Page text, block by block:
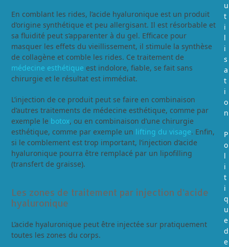
En comblant les rides, l’acide hyaluronique est un produit
d’origine synthétique et peu allergisant. Il est résorbable et
sa fluidité peut s’apparenter à du gel. Efficace pour
masquer les effets du vieillissement, il stimule la synthèse
de collagène et comble les rides. Ce traitement de
médecine esthétique est indolore, fiable, se fait sans
chirurgie et le résultat est immédiat.
L’injection de ce produit peut se faire en combinaison
d’autres traitements de médecine esthétique, comme par
exemple le botox, ou en combinaison d’une chirurgie
esthétique, comme par exemple un lifting du visage. Enfin,
si le comblement est trop important, l’injection d’acide
hyaluronique pourra être remplacé par un lipofilling
(transfert de graisse).
Les zones de traitement par injection d’acide
hyaluronique
L’acide hyaluronique peut être injectée sur pratiquement
toutes les zones du corps.
u
t
i
l
i
s
a
t
i
o
n
P
o
l
i
t
i
q
u
e
d
e